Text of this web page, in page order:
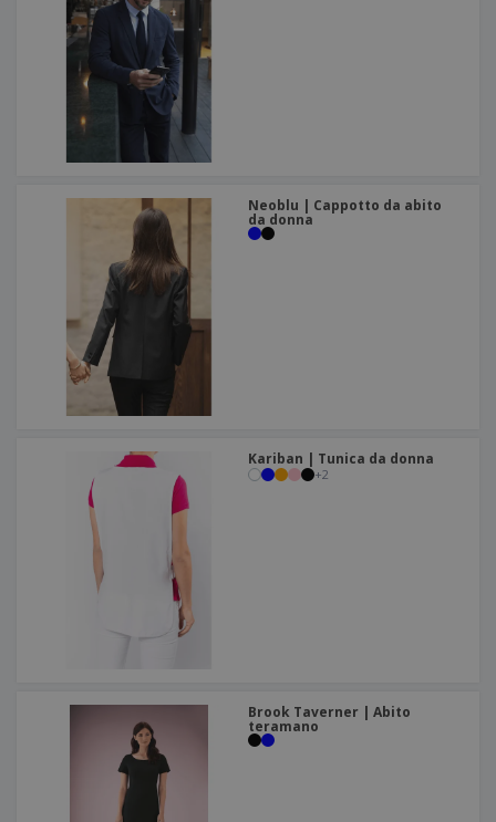
Neoblu | Cappotto da abito
da donna
Kariban | Tunica da donna
+2
Brook Taverner | Abito
teramano